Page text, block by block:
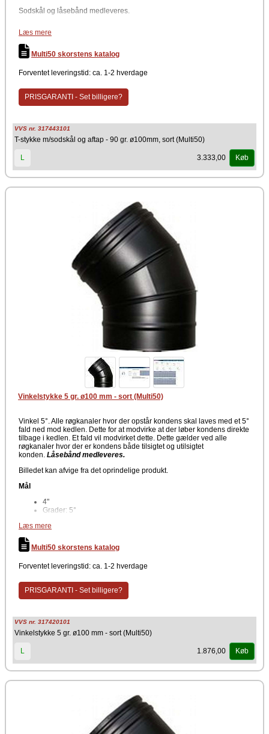
Sodskål og låsebånd medleveres.
Grader: 90°
Diameter: Ø100 mm
Egnet til indendørs/udendørs skorstene
Farve
Sort
Producent
Metalbestos Multi50
Læs mere
Multi50 skorstens katalog
Forventet leveringstid: ca. 1-2 hverdage
PRISGARANTI - Set billigere?
VVS nr. 317443101
T-stykke m/sodskål og aftap - 90 gr. ø100mm, sort (Multi50)
L 3.333,00 Køb
Vinkelstykke 5 gr. ø100 mm - sort (Multi50)
Vinkel 5°. Alle røgkanaler hvor der opstår kondens skal laves med et 5°
fald ned mod kedlen. Dette for at modvirke at der løber kondens direkte
tilbage i kedlen. Et fald vil modvirket dette. Dette gælder ved alle
røgkanaler hvor der er kondens både tilsigtet og utilsigtet
konden. Låsebånd medleveres.
Billedet kan afvige fra det oprindelige produkt.
Mål
4"
Grader: 5°
Rustfri stål
Farve
Sort
Producent
Vinkelstykke med 5° fald anvendes i de kedler hvor der dannes
kondens som enten er tilsigtet eller utilsigtet knoden. For at undgå, at
der løber kondens direkte tilbage i kedlen, skal røgkanalen udvføres
med et fald på 5° ned mod kedlen. Der medleveres låsebånd.
Læs mere
Multi50 skorstens katalog
Forventet leveringstid: ca. 1-2 hverdage
PRISGARANTI - Set billigere?
VVS nr. 317420101
Vinkelstykke 5 gr. ø100 mm - sort (Multi50)
L 1.876,00 Køb